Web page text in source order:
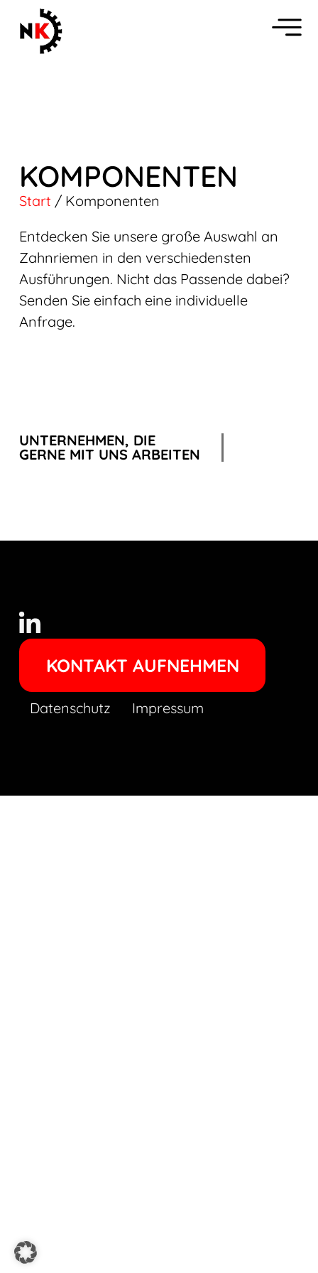
KOMPONENTEN
Start / Komponenten
Entdecken Sie unsere große Auswahl an
Zahnriemen in den verschiedensten
Ausführungen. Nicht das Passende dabei?
Senden Sie einfach eine individuelle
Anfrage.
UNTERNEHMEN, DIE
GERNE MIT UNS ARBEITEN
KONTAKT AUFNEHMEN
Datenschutz Impressum